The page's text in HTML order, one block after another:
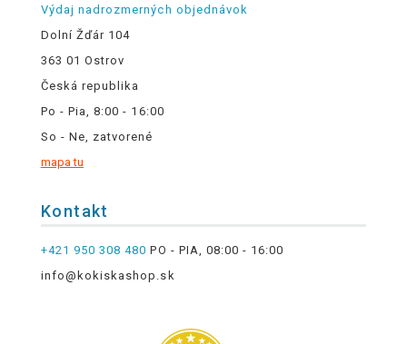
Výdaj nadrozmerných objednávok
Dolní Žďár 104
363 01 Ostrov
Česká republika
Po - Pia, 8:00 - 16:00
So - Ne, zatvorené
mapa tu
Kontakt
+421 950 308 480 PO - PIA, 08:00 - 16:00
info@kokiskashop.sk